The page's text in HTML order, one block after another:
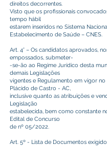
direitos decorrentes.
Visto que os profissionais
tempo hábil
estarem inseridos no Sistema
Estabelecimento de Saúde – CNES.
Art. 4° – Os candidatos aprovados,
empossados, submeter-
-se-ão ao Regime Jurídico desta
demais Legislações
vigentes e Regulamento em vigor
Plácido de Castro - AC,
inclusive quanto as atribuições e
Legislação
estabelecida, bem como constante
Edital de Concurso
de nº 05/2022.
Art. 5º - Lista de Documentos